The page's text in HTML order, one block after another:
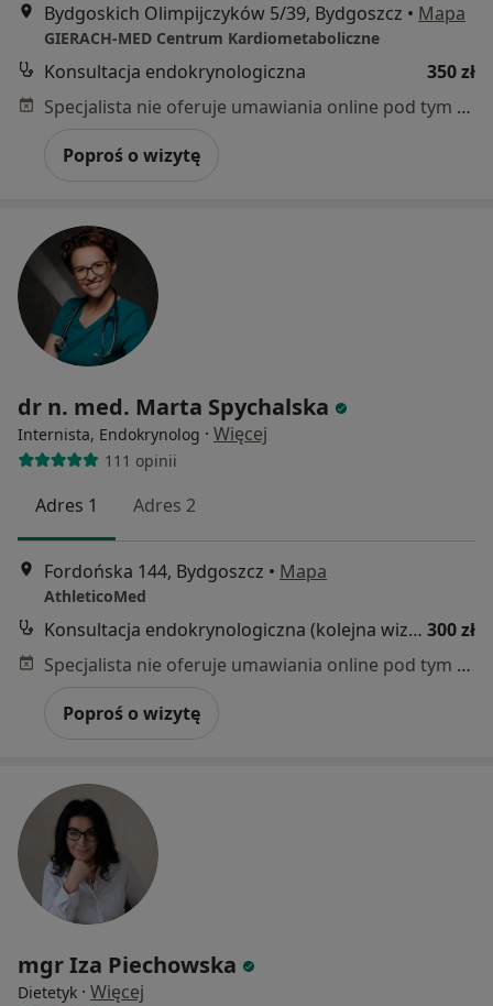
Bydgoskich Olimpijczyków 5/39, Bydgoszcz • Mapa
GIERACH-MED Centrum Kardiometaboliczne
Konsultacja endokrynologiczna
350 zł
Specjalista nie oferuje umawiania online pod tym adresem.
Poproś o wizytę
dr n. med. Marta Spychalska
Internista, Endokrynolog · Więcej
111 opinii
Adres 1 Adres 2
Fordońska 144, Bydgoszcz • Mapa
AthleticoMed
Konsultacja endokrynologiczna (kolejna wizyta) 300 zł
Specjalista nie oferuje umawiania online pod tym adresem.
Poproś o wizytę
mgr Iza Piechowska
Dietetyk · Więcej